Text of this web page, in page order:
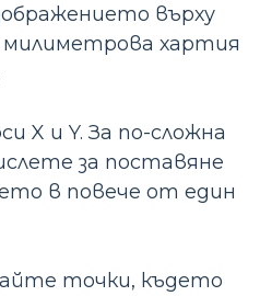
върху
хартия
X и Y. За по-сложна
за поставяне
в повече от един
точки, където